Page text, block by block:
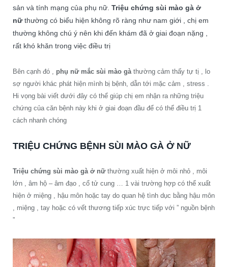
sản và tính mạng của phụ nữ. Triệu chứng sùi mào gà ở
nữthường có biểu hiện không rõ ràng như nam giới , chị em
thường không chú ý nên khi đến khám đã ở giai đoạn nặng ,
rất khó khăn trong việc điều trị
Bên cạnh đó , phụ nữ mắc sùi mào gàthường cảm thấy tự tị , lo
sợ người khác phát hiện mình bị bệnh, dẫn tới mặc cảm , stress .
Hi vọng bài viết dưới đây có thể giúp chị em nhận ra những triệu
chứng của căn bệnh này khi ở giai đoạn đầu để có thể điều trị 1
cách nhanh chóng
TRIỆU CHỨNG BỆNH SÙI MÀO GÀ Ở NỮ
Triệu chứng sùi mào gà ở nữ thường xuất hiện ở môi nhỏ , môi
lớn , âm hộ – âm đạo , cổ tử cung … 1 vài trường hợp có thể xuất
hiện ở miệng , hậu môn hoặc tay do quan hệ tình dục bằng hậu môn
, miệng , tay hoặc có vết thương tiếp xúc trực tiếp với ” nguồn bệnh
”